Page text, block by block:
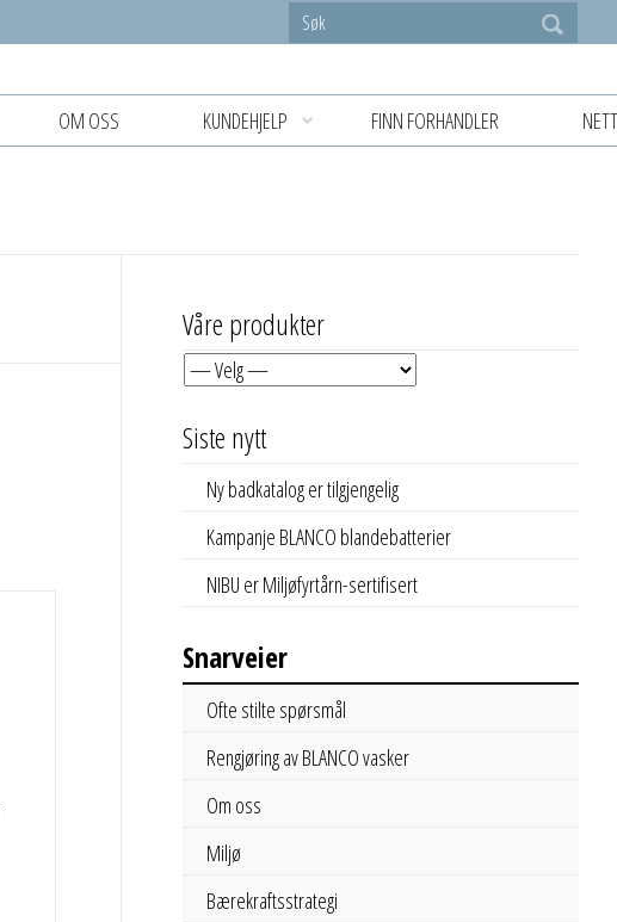
OM OSS KUNDEHJELP FINN FORHANDLER
Våre produkter
Siste nytt
Ny badkatalog er tilgjengelig
Kampanje BLANCO blandebatterier
NIBU er Miljøfyrtårn-sertifisert
Snarveier
Ofte stilte spørsmål
Rengjøring av BLANCO vasker
Om oss
Miljø
Bærekraftsstrategi